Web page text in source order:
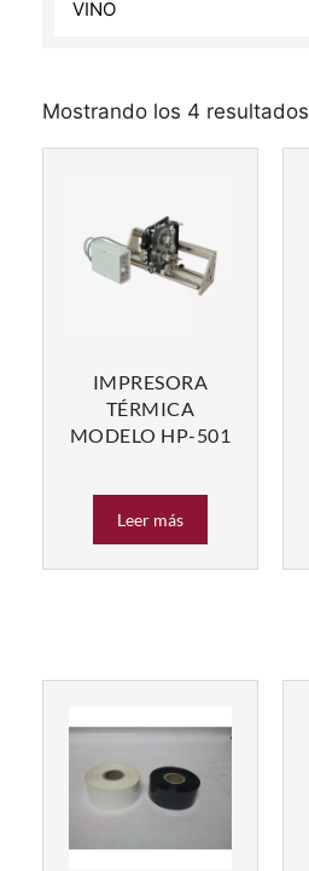
VINO
Mostrando los 4 resultados
IMPRESORA
TÉRMICA
MODELO HP-501
Leer más